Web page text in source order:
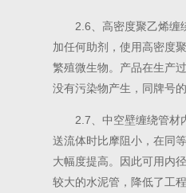
2.6、高密度聚乙烯缠
加任何助剂，使用高密度
繁殖微生物。产品在生产
没有污染物产生，同牌号
2.7、中空壁缠绕管材
送流体时比摩阻小，在同
大幅度提高。因此可用内
较大的水泥管，降低了工